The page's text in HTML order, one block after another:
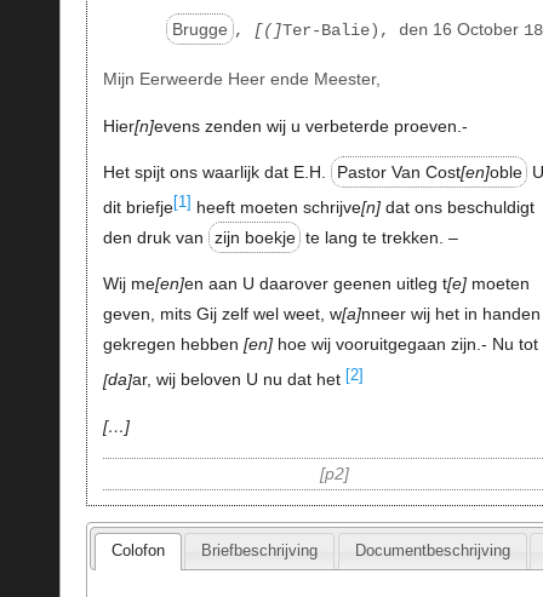
Brugge , ( Ter-Balie), den16 October 18
Mijn Eerweerde Heer ende Meester,
Hier n evens zenden wij u verbeterde proeven.-
Het spijt ons waarlijk dat E.H. Pastor Van Cost en oble
dit briefje [1] heeft moeten schrijve n dat ons beschuldigt
den druk van
zijn boekje te lang te trekken. –
Wij me en en aan U daarover geenen uitleg t e moeten
geven, mits Gij zelf wel weet, w a nneer wij het in handen
gekregen hebben en hoe wij vooruitgegaan zijn.- Nu tot
da ar, wij beloven U nu dat het [2]
…
p2
Colofon Briefbeschrijving Documentbeschrijving